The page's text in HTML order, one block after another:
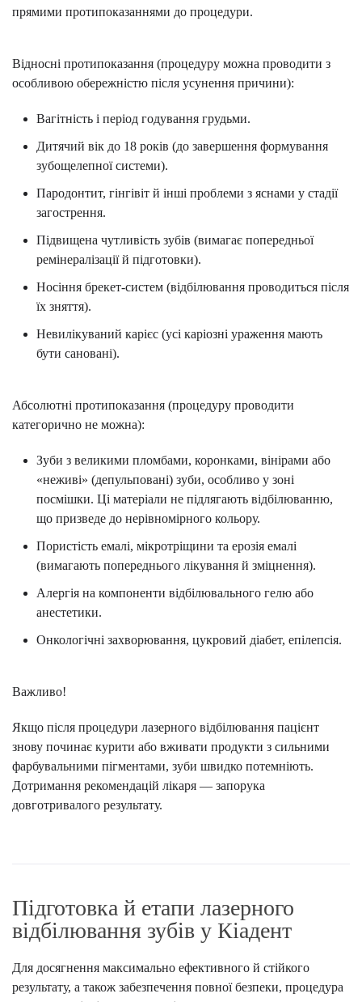
прямими протипоказаннями до процедури.
Відносні протипоказання (процедуру можна проводити з
особливою обережністю після усунення причини):
Вагітність і період годування грудьми.
Дитячий вік до 18 років (до завершення формування
зубощелепної системи).
Пародонтит, гінгівіт й інші проблеми з яснами у стадії
загострення.
Підвищена чутливість зубів (вимагає попередньої
ремінералізації й підготовки).
Носіння брекет-систем (відбілювання проводиться після
їх зняття).
Невилікуваний карієс (усі каріозні ураження мають
бути сановані).
Абсолютні протипоказання (процедуру проводити
категорично не можна):
Зуби з великими пломбами, коронками, вінірами або
«неживі» (депульповані) зуби, особливо у зоні
посмішки. Ці матеріали не підлягають відбілюванню,
що призведе до нерівномірного кольору.
Пористість емалі, мікротріщини та ерозія емалі
(вимагають попереднього лікування й зміцнення).
Алергія на компоненти відбілювального гелю або
анестетики.
Онкологічні захворювання, цукровий діабет, епілепсія.
Важливо!
Якщо після процедури лазерного відбілювання пацієнт
знову починає курити або вживати продукти з сильними
фарбувальними пігментами, зуби швидко потемніють.
Дотримання рекомендацій лікаря — запорука
довготривалого результату.
Підготовка й етапи лазерного
відбілювання зубів у Кіадент
Для досягнення максимально ефективного й стійкого
результату, а також забезпечення повної безпеки, процедура